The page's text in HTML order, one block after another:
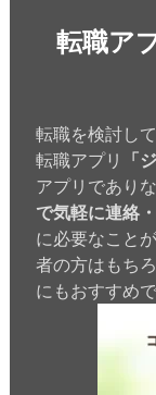
転職ア
転職を検討し
転職アプリ
「
アプリであり
で気軽に連絡
に必要なこと
者の方はもち
にもおすすめで